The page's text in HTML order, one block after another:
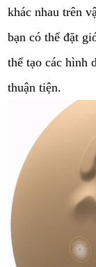
khác nhau trên
bạn có thể đặt
thể tạo các hình
thuận tiện.